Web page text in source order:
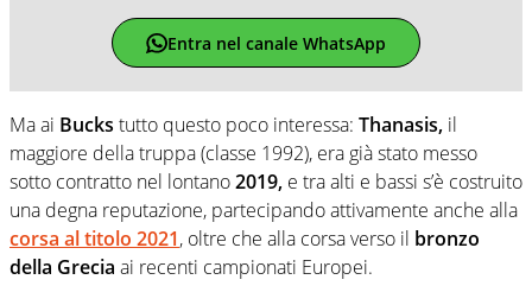
Entra nel canale WhatsApp
Ma ai Bucks tutto questo poco interessa: Thanasis, il
maggiore della truppa (classe 1992), era già stato messo
sotto contratto nel lontano2019, e tra alti e bassi s’è costruito
una degna reputazione, partecipando attivamente anche alla
corsa al titolo 2021, oltre che alla corsa verso il bronzo
della Grecia ai recenti campionati Europei.